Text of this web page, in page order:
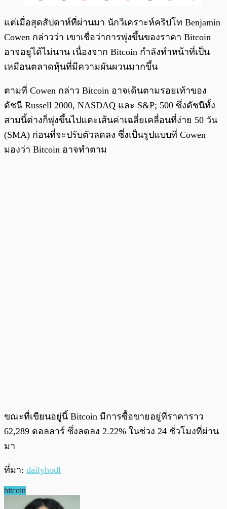
แต่เมื่อสุดสัปดาห์ที่ผ่านมา นักวิเคราะห์คริปโท Benjamin
Cowen กล่าวว่า เขาเชื่อว่าการพุ่งขึ้นของราคา Bitcoin
อาจอยู่ได้ไม่นาน เนื่องจาก Bitcoin กำลังทำหน้าที่เป็น
เหมือนตลาดหุ้นที่มีความผันผวนมากขึ้น
ตามที่ Cowen กล่าว Bitcoin อาจเดินตามรอยเท้าของ
ดัชนี Russell 2000, NASDAQ และ S&P; 500 ซึ่งดัชนีทั้ง
สามนี้ต่างก็พุ่งขึ้นไปแตะเส้นค่าเฉลี่ยเคลื่อนที่ง่าย 50 วัน
(SMA) ก่อนที่จะปรับตัวลดลง ซึ่งเป็นรูปแบบที่ Cowen
มองว่า Bitcoin อาจทำตาม
ขณะที่เขียนอยู่นี้ Bitcoin มีการซื้อขายอยู่ที่ราคาราว
62,289 ดอลลาร์ ซึ่งลดลง 2.22% ในช่วง 24 ชั่วโมงที่ผ่าน
มา
ที่มา: dailyhodl
bitcoin